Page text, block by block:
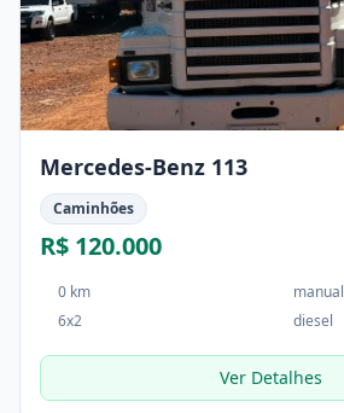
Mercedes-Benz 113
Caminhões
R$ 120.000
0 km
manual
6x2
diesel
Ver Detalhes